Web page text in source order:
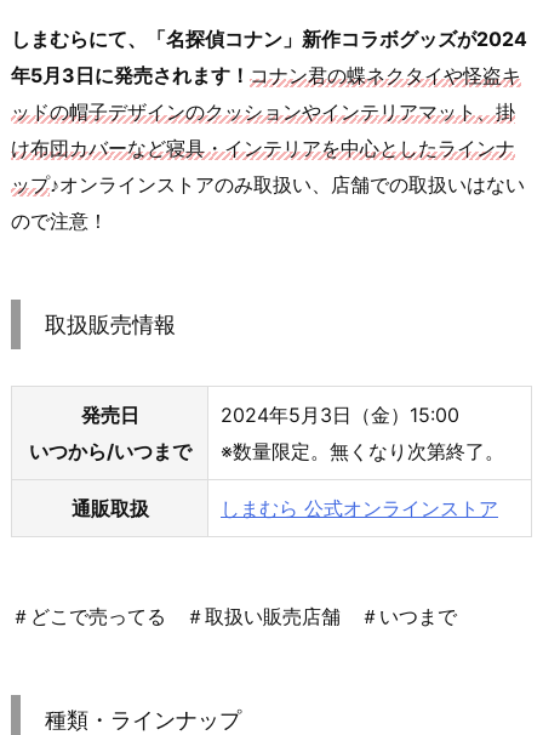
しまむらにて、「名探偵コナン」新作コラボグッズが2024
年5月3日に発売されます！ コナン君の蝶ネクタイや怪盗キ
ッドの帽子デザインのクッションやインテリアマット、掛
け布団カバーなど寝具・インテリアを中心としたラインナ
ップ♪オンラインストアのみ取扱い、店舗での取扱いはない
ので注意！
取扱販売情報
発売日
いつから/いつまで
2024年5月3日（金）15:00
※数量限定。無くなり次第終了。
通販取扱 しまむら 公式オンラインストア
＃どこで売ってる ＃取扱い販売店舗 ＃いつまで
種類・ラインナップ